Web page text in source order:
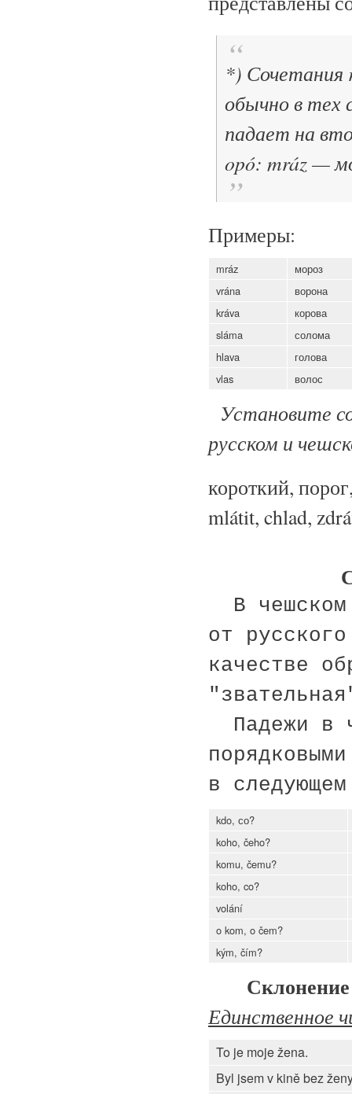
*) Сочетания
обычно в тех
падает на
opó: mráz —
Примеры:
mráz
мороз
vrána
ворона
kráva
корова
sláma
солома
hlava
голова
vlas
волос
Установите
русском и
короткий,
mlátit, chlad,
В чешском
от
качестве
Падежи в
в
kdo, со?
koho, čeho?
komu, čemu?
koho, co?
volání
o kom, o čem?
kým, čím?
Единственное
To je moje žena.
Byl jsem v kině bez